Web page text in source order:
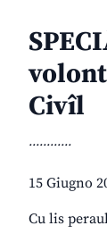
Civîl
............
15 Giugno
Cu lis